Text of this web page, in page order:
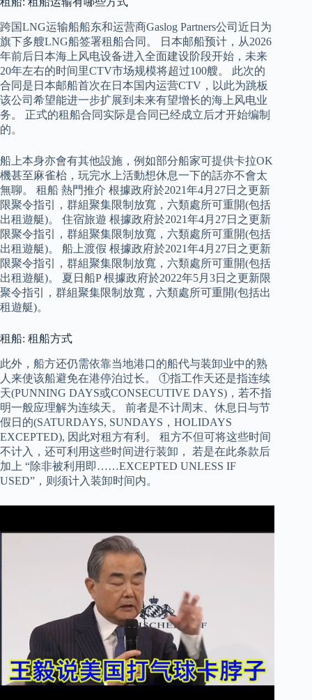
跨国LNG运输船船东和运营商Gaslog Partners公司近日为
旗下多艘LNG船签署租船合同。 日本邮船预计，从2026
年前后日本海上风电设备进入全面建设阶段开始，未来
20年左右的时间里CTV市场规模将超过100艘。 此次的
合同是日本邮船首次在日本国内运营CTV，以此为跳板
该公司希望能进一步扩展到未来有望增长的海上风电业
务。 正式的租船合同实际是合同已经成立后才开始编制
的。
船上本身亦會有其他設施，例如部分船家可提供卡拉OK
機甚至麻雀枱，玩完水上活動想休息一下的話亦不會太
無聊。 租船 熱門推介 根據政府於2021年4月27日之更新
限聚令指引，群組聚集限制放寬，六類處所可重開(包括
出租遊艇)。 住宿旅遊 根據政府於2021年4月27日之更新
限聚令指引，群組聚集限制放寬，六類處所可重開(包括
出租遊艇)。 船上渡假 根據政府於2021年4月27日之更新
限聚令指引，群組聚集限制放寬，六類處所可重開(包括
出租遊艇)。 夏日船P 根據政府於2022年5月3日之更新限
聚令指引，群組聚集限制放寬，六類處所可重開(包括出
租遊艇)。
租船: 租船方式
此外，船方还仍需依靠当地港口的船代与装卸业中的熟
人来使该船避免在港停泊过长。 ①指工作天还是指连续
天(PUNNING DAYS或CONSECUTIVE DAYS)，若不指
明一般应理解为连续天。 前者是不计周末、休息日与节
假日的(SATURDAYS, SUNDAYS，HOLIDAYS
EXCEPTED), 因此对租方有利。 租方不但可将这些时间
不计入，还可利用这些时间进行装卸， 若是在此条款后
加上 “除非被利用即……EXCEPTED UNLESS IF
USED”，则须计入装卸时间内。